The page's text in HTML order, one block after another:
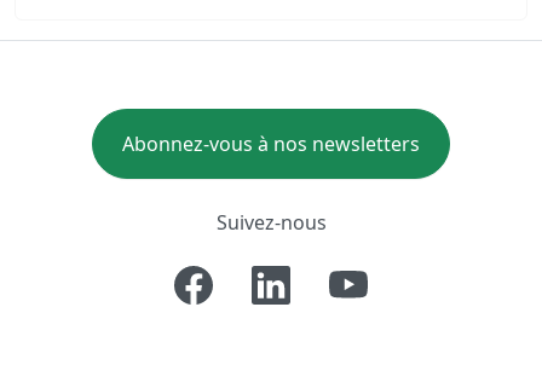
Abonnez-vous à nos newsletters
Suivez-nous